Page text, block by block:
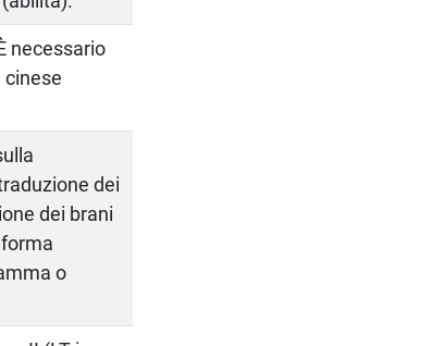
necessario
cinese
dei
dei brani
o